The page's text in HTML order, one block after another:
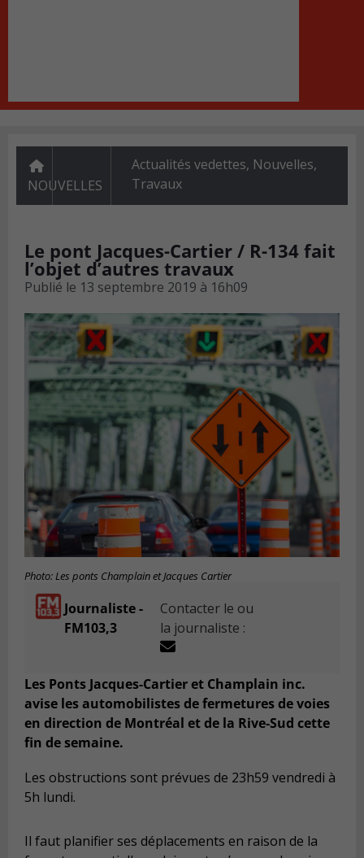
NOUVELLES
Actualités vedettes, Nouvelles,
Travaux
Le pont Jacques-Cartier / R-134 fait
l’objet d’autres travaux
Publié le 13 septembre 2019 à 16h09
Photo: Les ponts Champlain et Jacques Cartier
Journaliste -
FM103,3
Contacter le ou
la journaliste :
Les Ponts Jacques-Cartier et Champlain inc.
avise les automobilistes de fermetures de voies
en direction de Montréal et de la Rive-Sud cette
fin de semaine.
Les obstructions sont prévues de 23h59 vendredi à
5h lundi.
Il faut planifier ses déplacements en raison de la